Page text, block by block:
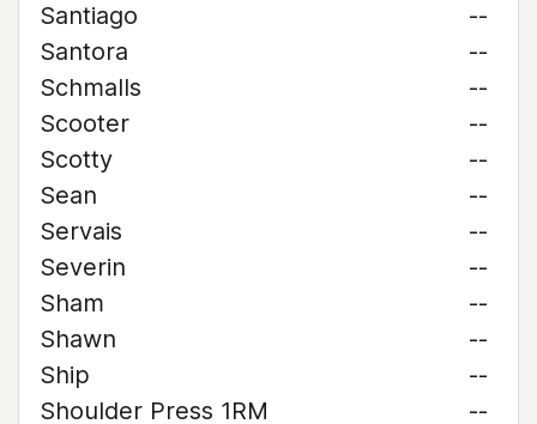
Santiago
--
Santora
--
Schmalls
--
Scooter
--
Scotty
--
Sean
--
Servais
--
Severin
--
Sham
--
Shawn
--
Ship
--
Shoulder Press 1RM
--